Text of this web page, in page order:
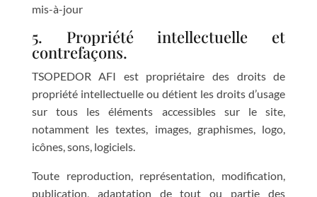
mis-à-jour
5. Propriété intellectuelle et
contrefaçons.
TSOPEDOR AFI est propriétaire des droits de
propriété intellectuelle ou détient les droits d’usage
sur tous les éléments accessibles sur le site,
notamment les textes, images, graphismes, logo,
icônes, sons, logiciels.
Toute reproduction, représentation, modification,
publication, adaptation de tout ou partie des